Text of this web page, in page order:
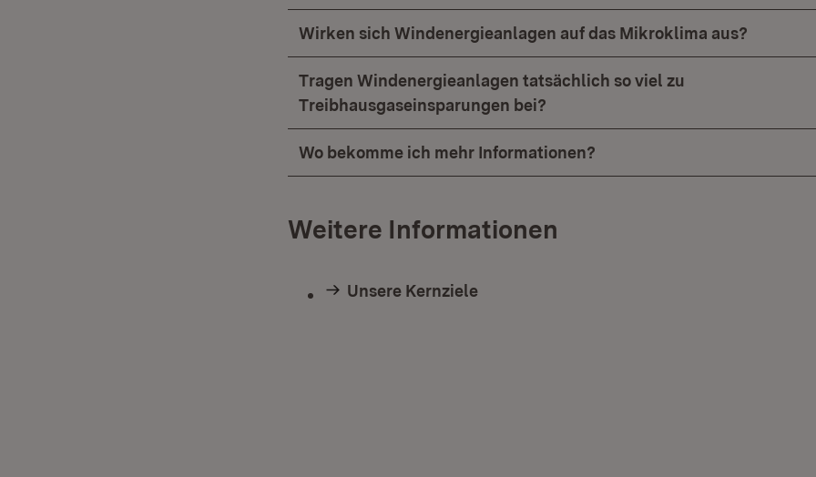
Wirken sich Windenergieanlagen auf das Mikroklima aus?
Tragen Windenergieanlagen tatsächlich so viel zu
Treibhausgaseinsparungen bei?
Wo bekomme ich mehr Informationen?
Weitere Informationen
Unsere Kernziele